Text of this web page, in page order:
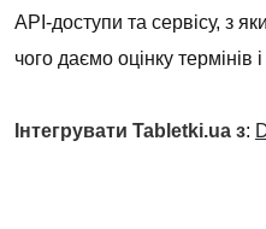
API-доступи та сервісу, з
чого даємо оцінку термінів і
Інтегрувати Tabletki.ua з: